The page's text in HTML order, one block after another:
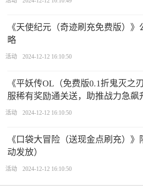
《天使纪元（奇迹刷充免费版）
略
活动 2024-12-12 16:10:50
《平妖传OL（免费版0.1折鬼灭之
服稀有奖励通关送，助推战力急飙
活动 2024-12-12 16:10:50
《口袋大冒险（送现金点刷充）
动发放）
活动 2024-12-12 16:10:50